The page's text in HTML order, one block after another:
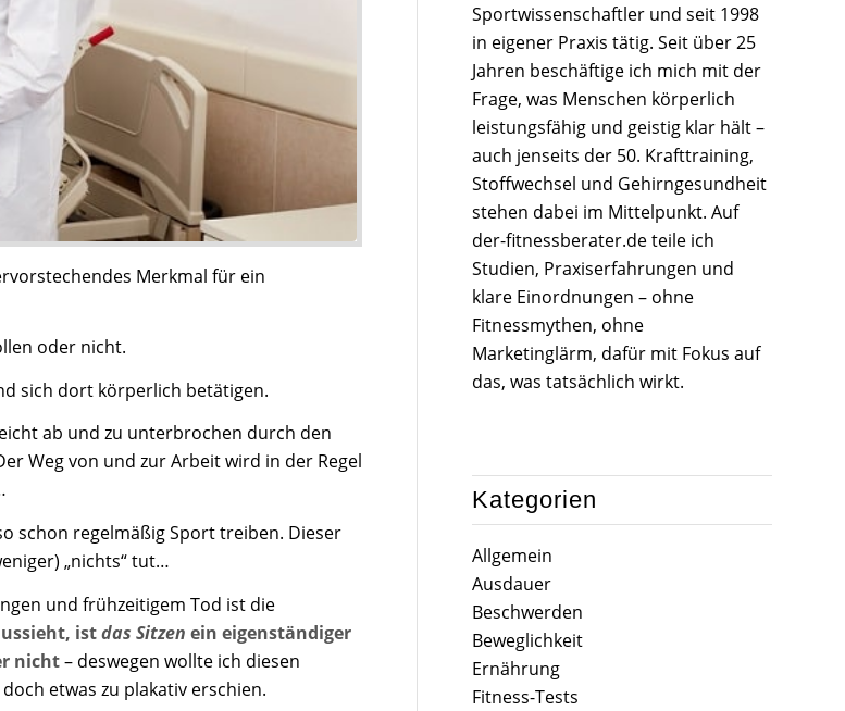
Merkmal für ein
oder nicht.
sich dort körperlich betätigen.
ab und zu unterbrochen durch den
Weg von und zur Arbeit wird in der Regel
schon regelmäßig Sport treiben. Dieser
„nichts“ tut…
und frühzeitigem Tod ist die
istdas Sitzen ein eigenständiger
nicht– deswegen wollte ich diesen
etwas zu plakativ erschien.
Sportwissenschaftler und seit 1998
in eigener Praxis tätig. Seit über 25
Jahren beschäftige ich mich mit der
Frage, was Menschen körperlich
leistungsfähig und geistig klar hält –
auch jenseits der 50. Krafttraining,
Stoffwechsel und Gehirngesundheit
stehen dabei im Mittelpunkt. Auf
der-fitnessberater.de teile ich
Studien, Praxiserfahrungen und
klare Einordnungen – ohne
Fitnessmythen, ohne
Marketinglärm, dafür mit Fokus auf
das, was tatsächlich wirkt.
Kategorien
Allgemein
Ausdauer
Beschwerden
Beweglichkeit
Ernährung
Fitness-Tests